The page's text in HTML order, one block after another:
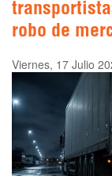
robo de
Viernes, 17 Julio